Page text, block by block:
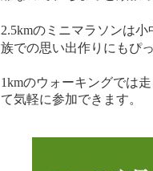
2.5kmのミニマラソンは小
族での思い出作りにもぴっ
1kmのウォーキングでは
て気軽に参加できます。